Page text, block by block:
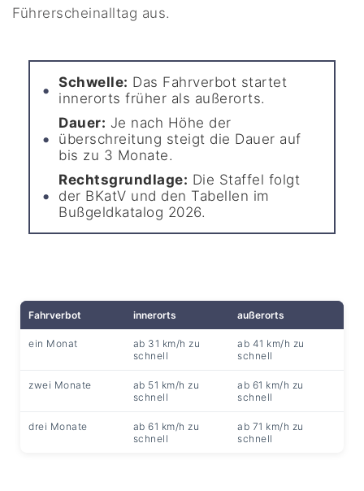
Führerscheinalltag aus.
Schwelle: Das Fahrverbot startet
innerorts früher als außerorts.
Dauer: Je nach Höhe der
überschreitung steigt die Dauer auf
bis zu 3 Monate.
Rechtsgrundlage: Die Staffel folgt
der BKatV und den Tabellen im
Bußgeldkatalog 2026.
Fahrverbot innerorts außerorts
ein Monat
ab 31 km/h zu
schnell
ab 41 km/h zu
schnell
zwei Monate
ab 51 km/h zu
schnell
ab 61 km/h zu
schnell
drei Monate
ab 61 km/h zu
schnell
ab 71 km/h zu
schnell